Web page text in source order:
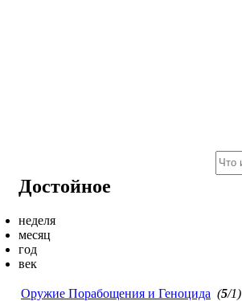
Достойное
неделя
месяц
год
век
Оружие Порабощения и Геноцида (5/1)